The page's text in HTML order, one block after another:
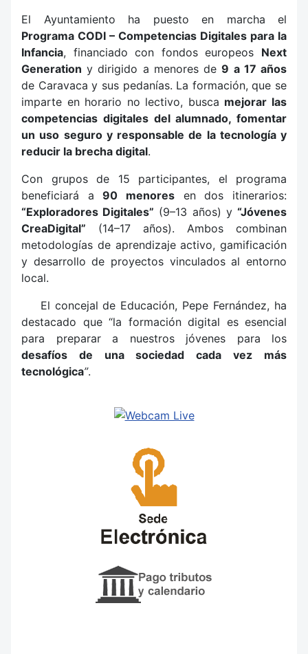
El Ayuntamiento ha puesto en marcha el
Programa CODI – Competencias Digitales para la
Infancia, financiado con fondos europeos Next
Generation y dirigido a menores de9 a 17 años
de Caravaca y sus pedanías. La formación, que se
imparte en horario no lectivo, busca mejorar las
competencias digitales del alumnado, fomentar
un uso seguro y responsable de la tecnología y
reducir la brecha digital.
Con grupos de 15 participantes, el programa
beneficiará a90 menores en dos itinerarios:
“Exploradores Digitales” (9–13 años) y“Jóvenes
CreaDigital” (14–17 años). Ambos combinan
metodologías de aprendizaje activo, gamificación
y desarrollo de proyectos vinculados al entorno
local.
El concejal de Educación, Pepe Fernández, ha
destacado que “la formación digital es esencial
para preparar a nuestros jóvenes para los
desafíos de una sociedad cada vez más
tecnológica”.